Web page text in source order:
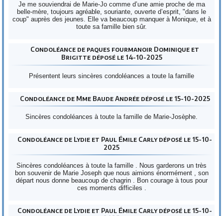
Je me souviendrai de Marie-Jo comme d’une amie proche de ma
belle-mère, toujours agréable, souriante, ouverte d’esprit, "dans le
coup" auprès des jeunes. Elle va beaucoup manquer à Monique, et à
toute sa famille bien sûr.
Condoléance de paques fourmanoir Dominique et
Brigitte déposé le 14-10-2025
Présentent leurs sincères condoléances a toute la famille
Condoléance de Mme Baude Andrée déposé le 15-10-2025
Sincères condoléances à toute la famille de Marie-Josèphe.
Condoléance de Lydie et Paul Émile Carly déposé le 15-10-
2025
Sincères condoléances à toute la famille . Nous garderons un très
bon souvenir de Marie Joseph que nous aimions énormément , son
départ nous donne beaucoup de chagrin . Bon courage à tous pour
ces moments difficiles .
Condoléance de Lydie et Paul Émile Carly déposé le 15-10-